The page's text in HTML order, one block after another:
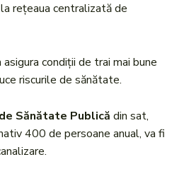
rețeaua centralizată de
condiții de trai mai bune
riscurile de sănătate.
Sănătate Publică din sat,
400 de persoane anual, va fi